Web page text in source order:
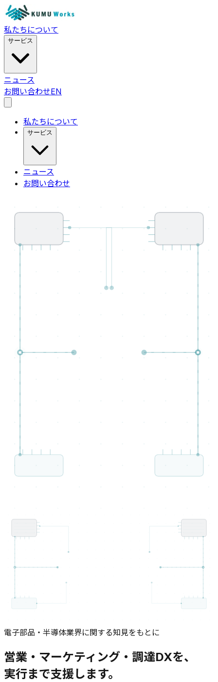
私たちについて
サービス
ニュース
お問い合わせEN
私たちについて
サービス
ニュース
お問い合わせ
電子部品・半導体業界に関する知見をもとに
営業・マーケティング・調達DXを、
実行まで支援します。